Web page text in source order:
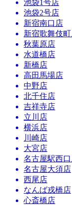
池袋1号店
池袋2号店
新宿南口店
新宿歌舞伎
秋葉原店
水道橋店
新橋店
高田馬場店
中野店
北千住店
吉祥寺店
立川店
横浜店
川崎店
大宮店
名古屋駅西
名古屋大須店
西尾店
なんば戎橋店
心斎橋店